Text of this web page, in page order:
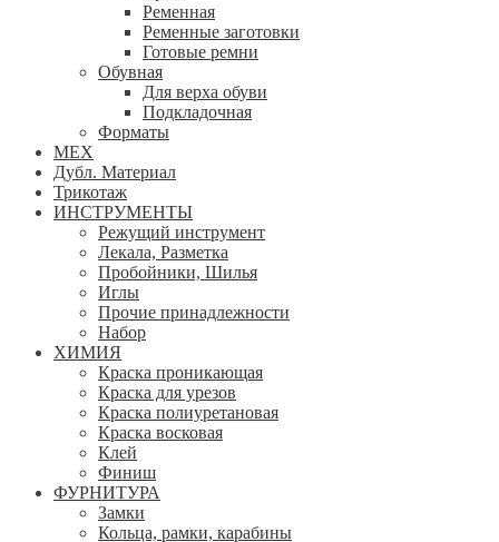
Ременная
Ременные заготовки
Готовые ремни
Обувная
Для верха обуви
Подкладочная
Форматы
МЕХ
Дубл. Материал
Трикотаж
ИНСТРУМЕНТЫ
Режущий инструмент
Лекала, Разметка
Пробойники, Шилья
Иглы
Прочие принадлежности
Набор
ХИМИЯ
Краска проникающая
Краска для урезов
Краска полиуретановая
Краска восковая
Клей
Финиш
ФУРНИТУРА
Замки
Кольца, рамки, карабины